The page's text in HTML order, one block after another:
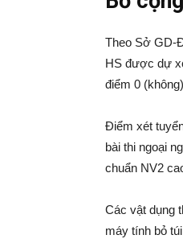
Theo Sở GD-
HS được dự
điểm 0
Điểm xét
bài thi ngoại
chuẩn NV2
Các vật dụng
máy tính bỏ